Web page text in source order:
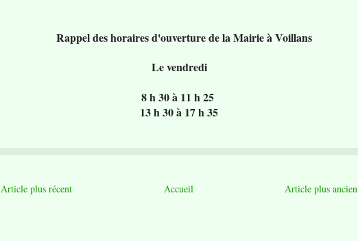
Rappel des horaires d'ouverture de la Mairie à Voillans
Le vendredi
8 h 30 à 11 h 25
13 h 30 à 17 h 35
Article plus récent Article plus ancien
Accueil